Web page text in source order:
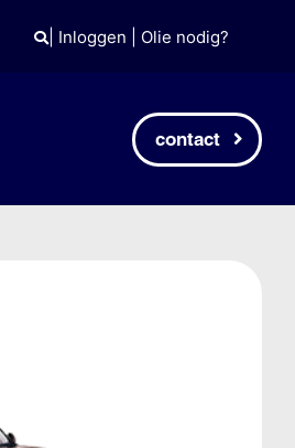
| Inloggen Olie nodig?
contact